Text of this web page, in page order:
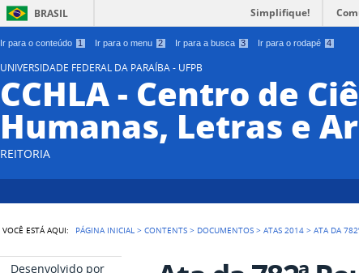
Ir para o conteúdo 1 Ir para o menu 2 Ir para a busca 3 Ir para o rodapé 4
BRASIL Simplifique!
UNIVERSIDADE FEDERAL DA PARAÍBA - UFPB
CCHLA - Centro de
Humanas, Letras e
REITORIA
VOCÊ ESTÁ AQUI: PÁGINA INICIAL >CONTENTS > DOCUMENTOS >ATAS 2014 >ATA DA
Desenvolvido por